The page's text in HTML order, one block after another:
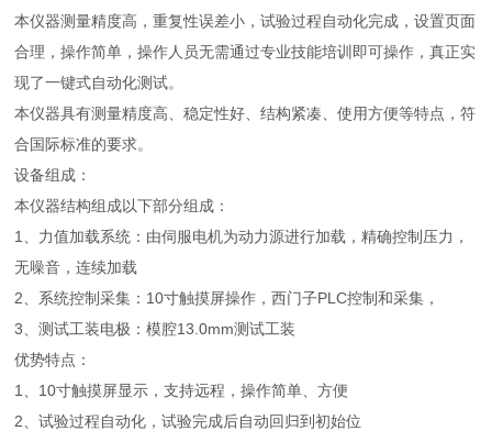
本仪器测量精度高，重复性误差小，试验过程自动化完成，设置页面
合理，操作简单，操作人员无需通过专业技能培训即可操作，真正实
现了一键式自动化测试。
本仪器具有测量精度高、稳定性好、结构紧凑、使用方便等特点，符
合国际标准的要求。
设备组成：
本仪器结构组成以下部分组成：
1、力值加载系统：由伺服电机为动力源进行加载，精确控制压力，
无噪音，连续加载
2、系统控制采集：10寸触摸屏操作，西门子PLC控制和采集，
3、测试工装电极：模腔13.0mm测试工装
优势特点：
1、10寸触摸屏显示，支持远程，操作简单、方便
2、试验过程自动化，试验完成后自动回归到初始位